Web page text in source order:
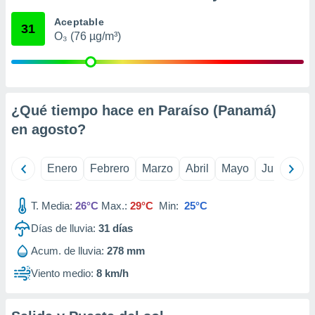
su
u
momento
en
de
un
o acceder
datos
31 Aceptable
O₃ (76 µg/m³)
¿Qué tiempo hace en Paraíso (Panamá)
en agosto?
Enero Febrero Marzo Abril Mayo Junio
T. Media: 26°C Max.: 29°C Min: 25°C
Días de lluvia: 31 días
Acum. de lluvia: 278 mm
Viento medio: 8 km/h